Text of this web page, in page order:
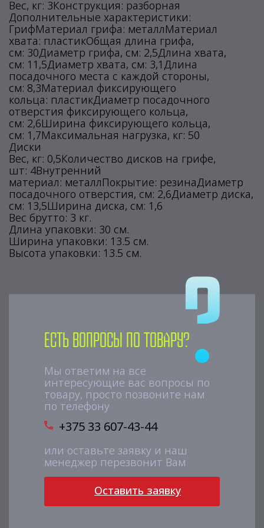
Вес, кг: 3Конструкция: разборная
Дополнительные характеристики:
ГрифМатериал грифа: металлМатериал
хвата: пластикОбщая длина грифа,
см: 30Диаметр грифа, см: 2,5Длина хвата,
см: 11,5Диаметр хвата, см: 3,1Длина
посадочного места с каждой стороны,
см: 8,3Материал фиксирующего
кольца: пластикДиаметр посадочного
отверстия фиксирующего кольца,
см: 2,6Ширина фиксирующего кольца,
см: 1,7Максимальная нагрузка, кг: 50
Диски
Вес, кг: 0,5Количество дисков на грифе,
шт: 4Внутренний
материал: металлПокрытие: резинаДиаметр
посадочного отверстия, см: 2,6Диаметр диска,
см: 13,5Ширина диска, см: 1,6
Вес брутто: 3 кг.
Длина упаковки: 30 см.
Ширина упаковки: 13.5 см.
Высота упаковки: 13.5 см.
Есть вопросы по товару?
Мы ответим на все
интересующие вас вопросы по
товару, просто позвоните нам
по телефону
+375 33 607-43-44
или оставьте заявку и наш
менеджер перезвонит Вам
Оставить заявку